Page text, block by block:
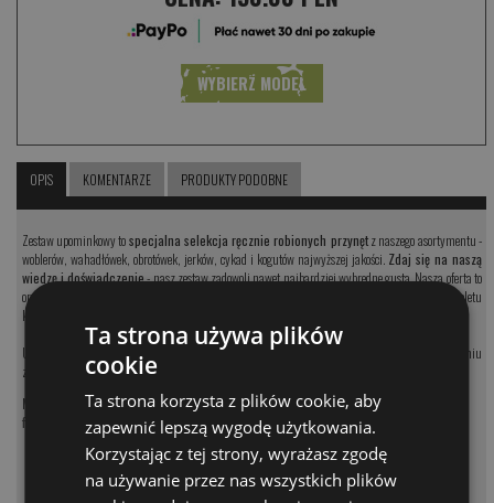
WYBIERZ MODEL
OPIS KOMENTARZE PRODUKTY PODOBNE
Zestaw upominkowy tospecjalna selekcja ręcznie robionych przynętz naszego asortymentu -
woblerów, wahadłówek, obrotówek, jerków, cykad i kogutów najwyższej jakości. Zdaj się na naszą
wiedzę i doświadczenie- nasz zestaw zadowoli nawet najbardziej wybredne gusta. Nasza oferta to
oryginalny i indywidualny pomysł na prezent. Nie kupuj kolejnego krawata czy kompletu
kosmetyków - zaskocz bliskich swoją kreatywnością!
Uwaga! Zdjęcia mają charakter przykładowy - każdy zestaw dobieramy indywidulanie po złożeniu
zamówienia.
Masz jakieś pytania? Chętnie doradzimy:tel.: 22 370 24 33, e-mail:d.dlutek@corona-
fishing.pl
CENA
Ta strona używa plików
cookie
Ta strona korzysta z plików cookie, aby
zapewnić lepszą wygodę użytkowania.
Korzystając z tej strony, wyrażasz zgodę
na używanie przez nas wszystkich plików